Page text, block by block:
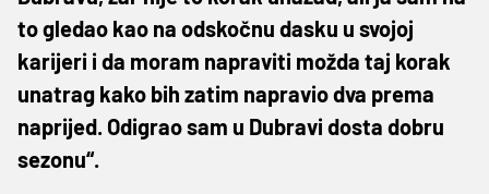
to gledao kao na odskočnu dasku u svojoj
karijeri i da moram napraviti možda taj korak
unatrag kako bih zatim napravio dva prema
naprijed. Odigrao sam u Dubravi dosta dobru
sezonu“.